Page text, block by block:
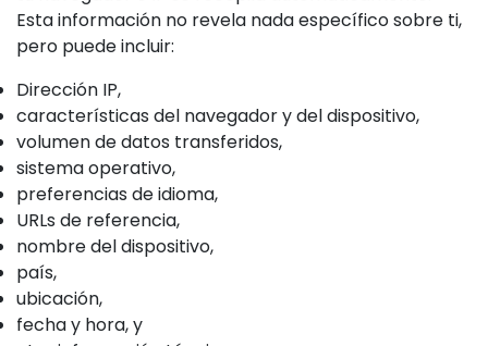
Esta información no revela nada específico sobre ti,
pero puede incluir:
Dirección IP,
características del navegador y del dispositivo,
volumen de datos transferidos,
sistema operativo,
preferencias de idioma,
URLs de referencia,
nombre del dispositivo,
país,
ubicación,
fecha y hora, y